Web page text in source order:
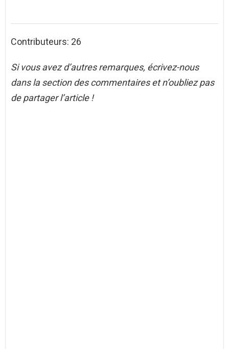
Contributeurs: 26
Si vous avez d’autres remarques, écrivez-nous
dans la section des commentaires et n’oubliez pas
de partager l’article !